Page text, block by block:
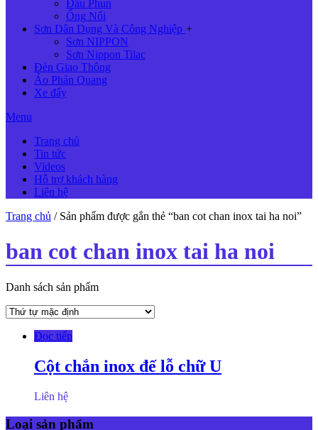
Đầu Phun
Ống Nối
Sơn Dân Dụng Và Công Nghiệp +
Sơn NIPPON
Sơn Nippon Tilac
Đèn Giao Thông
Áo Phản Quang
Xe đẩy
Menu
Trang chủ
Tin tức
Videos
Hỗ trợ khách hàng
Liên hệ
Trang chủ / Sản phẩm được gắn thẻ “ban cot chan inox tai ha noi”
ban cot chan inox tai ha noi
Danh sách sản phẩm
Đọc tiếp
Cột chắn inox đế lỗ chữ U
Liên hệ
Loại sản phẩm